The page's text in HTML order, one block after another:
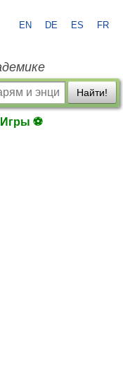
EN DE ES FR
Найти!
Игры ⚽